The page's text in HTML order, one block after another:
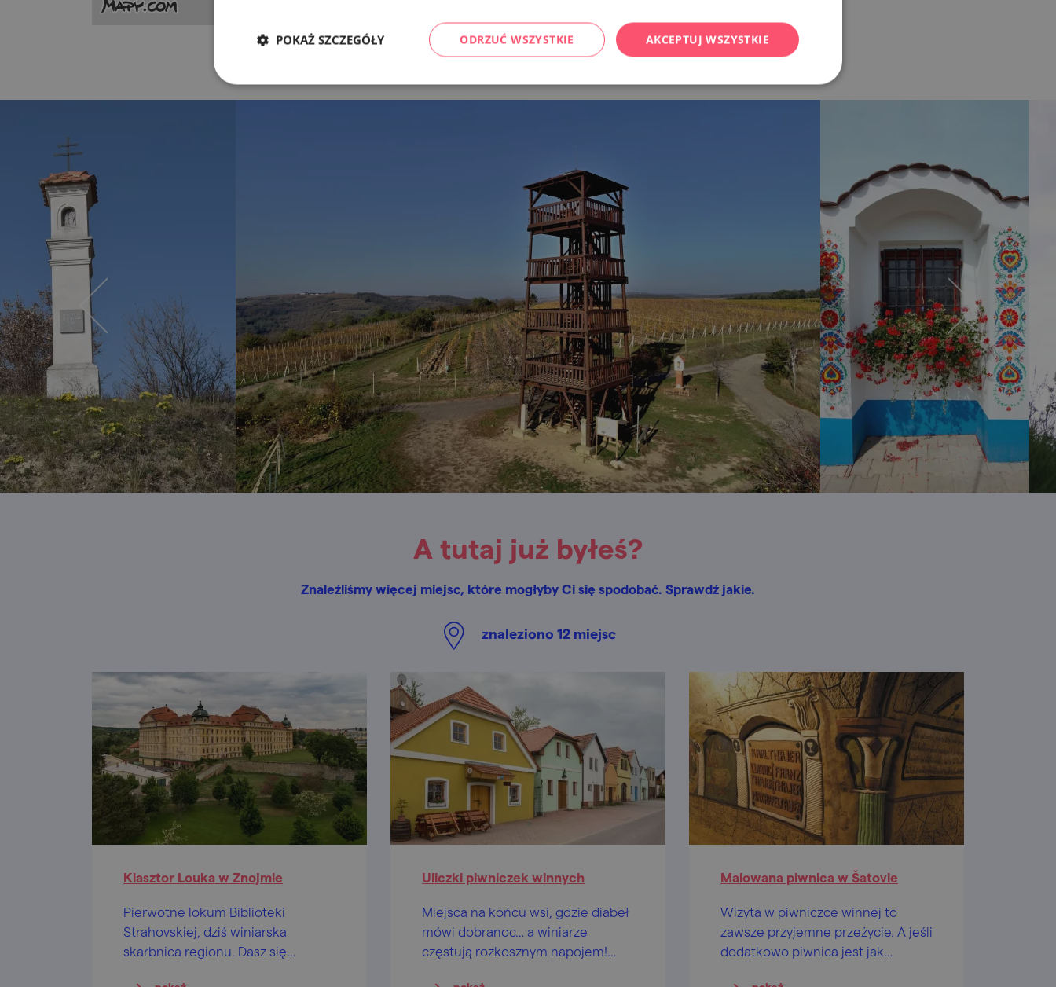
A tutaj już byłeś?
Znaleźliśmy więcej miejsc, które mogłyby Ci się spodobać. Sprawdź jakie.
znaleziono 12 miejsc
Klasztor Louka w Znojmie
Pierwotne lokum Biblioteki
Strahovskiej, dziś winiarska
skarbnica regionu. Dasz się
Uliczki piwniczek winnych
Miejsca na końcu wsi, gdzie diabeł
mówi dobranoc… a winiarze
częstują rozkosznym napojem!
Malowana piwnica w Šatovie
Wizyta w piwniczce winnej to
zawsze przyjemne przeżycie. A jeśli
dodatkowo piwnica jest jak
AKCEPTUJ WSZYSTKIE
ODRZUĆ WSZYSTKIE
POKAŻ SZCZEGÓŁY